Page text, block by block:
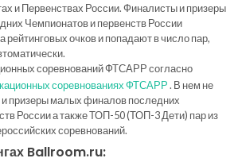
и Первенствах России. Финалисты и призеры
Чемпионатов и первенств России
рейтинговых очков и попадают в число пар,
соревнований ФТСАРР согласно
соревнованиях ФТСАРР. В нем не
призеры малых финалов последних
России а также ТОП-50 (ТОП-3 Дети) пар из
соревнований.
Ballroom.ru: